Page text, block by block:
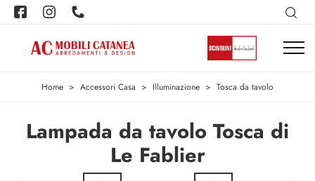
Home > Accessori Casa > Illuminazione > Tosca da tavolo
Lampada da tavolo Tosca di
Le Fablier